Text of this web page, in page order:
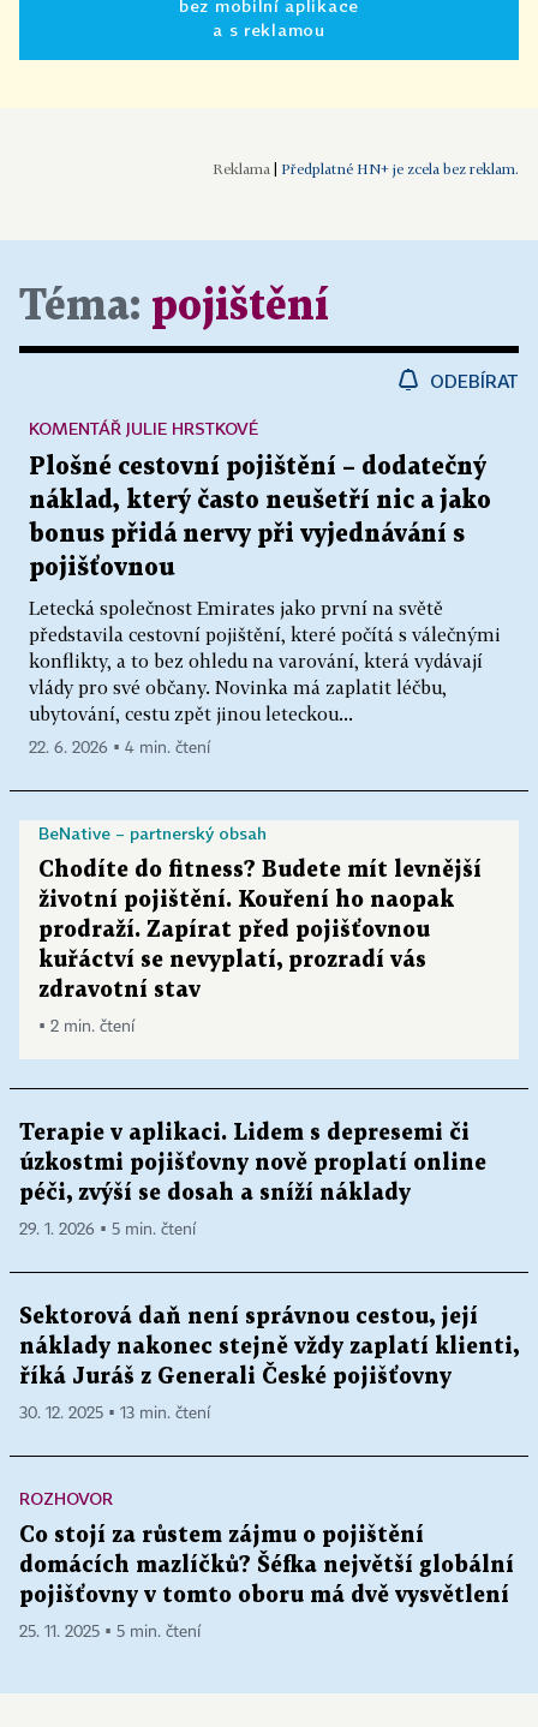
bez mobilní aplikace
a s reklamou
Předplatné HN+ je zcela bez reklam.
Téma: pojištění
ODEBÍRAT
Plošné cestovní pojištění – dodatečný
náklad, který často neušetří nic a jako
bonus přidá nervy při vyjednávání s
pojišťovnou
Letecká společnost Emirates jako první na světě
představila cestovní pojištění, které počítá s válečnými
konflikty, a to bez ohledu na varování, která vydávají
vlády pro své občany. Novinka má zaplatit léčbu,
ubytování, cestu zpět jinou leteckou...
KOMENTÁŘ JULIE HRSTKOVÉ
22. 6. 2026 ▪ 4 min. čtení
BeNative – partnerský obsah
Chodíte do fitness? Budete mít levnější
životní pojištění. Kouření ho naopak
prodraží. Zapírat před pojišťovnou
kuřáctví se nevyplatí, prozradí vás
zdravotní stav
▪ 2 min. čtení
Terapie v aplikaci. Lidem s depresemi či
úzkostmi pojišťovny nově proplatí online
péči, zvýší se dosah a sníží náklady
29. 1. 2026 ▪ 5 min. čtení
Sektorová daň není správnou cestou, její
náklady nakonec stejně vždy zaplatí klienti,
říká Juráš z Generali České pojišťovny
30. 12. 2025 ▪ 13 min. čtení
ROZHOVOR
Co stojí za růstem zájmu o pojištění
domácích mazlíčků? Šéfka největší globální
pojišťovny v tomto oboru má dvě vysvětlení
25. 11. 2025 ▪ 5 min. čtení